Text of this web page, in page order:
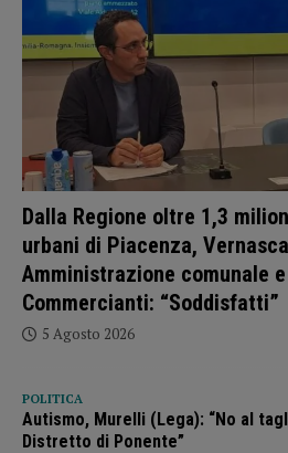
Dalla Regione oltre 1,3
urbani di Piacenza,
Amministrazione comunale
Commercianti: “Soddisfatti”
5 Agosto 2026
POLITICA
Autismo, Murelli (Lega): “No al
Distretto di Ponente”